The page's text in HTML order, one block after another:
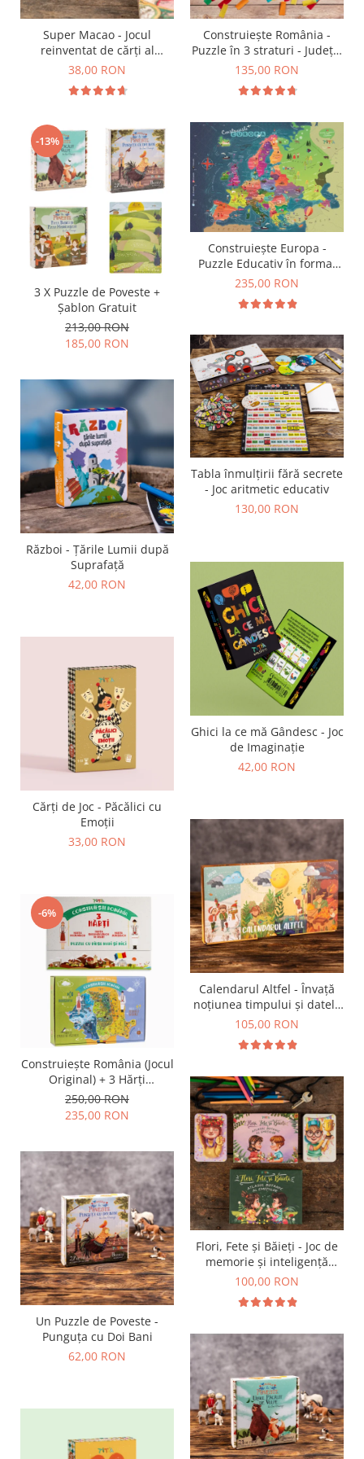
10 Ani
11 - 14 Ani
Colecția Păcălici
Super Macao - Jocul
reinventat de cărți al
copilăriei
38,00 RON
Construiește România -
Puzzle în 3 straturi - Județe,
Regiuni, Relief
135,00 RON
-13%
3 X Puzzle de Poveste +
Șablon Gratuit
213,00 RON
185,00 RON
Construiește Europa -
Puzzle Educativ în format
mare - Țări, Relief, Steaguri
235,00 RON
Tabla înmulțirii fără secrete
- Joc aritmetic educativ
130,00 RON
Război - Țările Lumii după
Suprafață
42,00 RON
Ghici la ce mă Gândesc - Joc
de Imaginație
42,00 RON
Cărți de Joc - Păcălici cu
Emoții
33,00 RON
Calendarul Altfel - Învață
noțiunea timpului și datele
importante din an
105,00 RON
-6%
Construiește România (Jocul
Original) + 3 Hărți
Suplimentare
250,00 RON
235,00 RON
Flori, Fete și Băieți - Joc de
memorie și inteligență
emoțională
100,00 RON
Un Puzzle de Poveste -
Punguța cu Doi Bani
62,00 RON